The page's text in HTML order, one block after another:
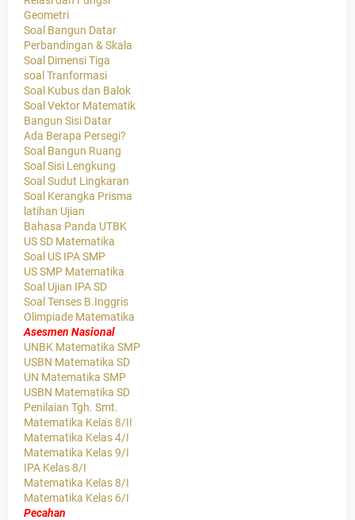
Geometri
Soal Bangun Datar
Perbandingan & Skala
Soal Dimensi Tiga
soal Tranformasi
Soal Kubus dan Balok
Soal Vektor Matematik
Bangun Sisi Datar
Ada Berapa Persegi?
Soal Bangun Ruang
Soal Sisi Lengkung
Soal Sudut Lingkaran
Soal Kerangka Prisma
latihan Ujian
Bahasa Panda UTBK
US SD Matematika
Soal US IPA SMP
US SMP Matematika
Soal Ujian IPA SD
Soal Tenses B.Inggris
Olimpiade Matematika
Asesmen Nasional
UNBK Matematika SMP
USBN Matematika SD
UN Matematika SMP
USBN Matematika SD
Penilaian Tgh. Smt.
Matematika Kelas 8/II
Matematika Kelas 4/I
Matematika Kelas 9/I
IPA Kelas 8/I
Matematika Kelas 8/I
Matematika Kelas 6/I
Pecahan